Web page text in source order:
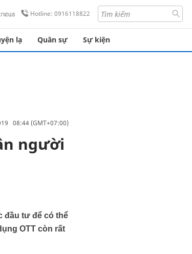
Hotline: 0916118822
lạ Quân sự Sự kiện
08:44 (GMT+07:00)
người
đầu tư để có thể
OTT còn rất